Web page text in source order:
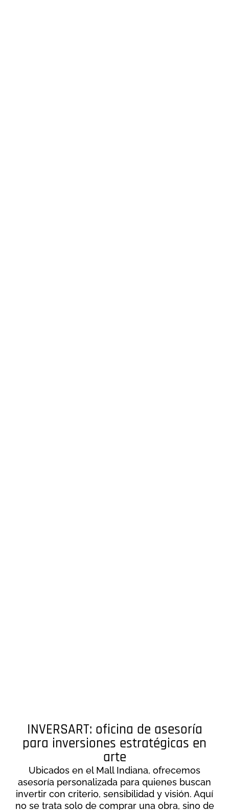
INVERSART: oficina de asesoría
para inversiones estratégicas en
arte
Ubicados en el Mall Indiana, ofrecemos
asesoría personalizada para quienes buscan
invertir con criterio, sensibilidad y visión. Aquí
no se trata solo de comprar una obra, sino de